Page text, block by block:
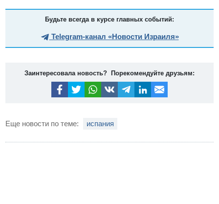
Будьте всегда в курсе главных событий:
Telegram-канал «Новости Израиля»
Заинтересовала новость? Порекомендуйте друзьям:
Еще новости по теме: испания